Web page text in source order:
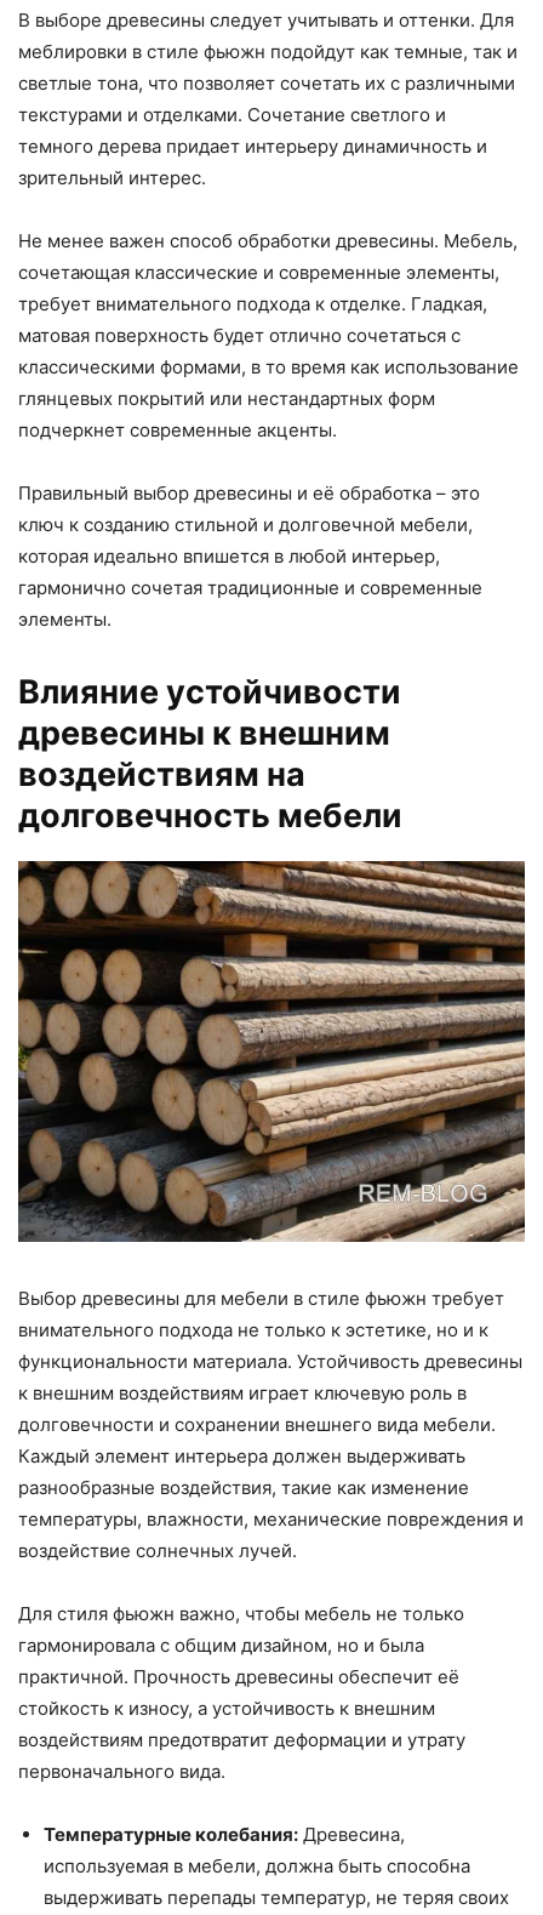
В выборе древесины следует учитывать и оттенки. Для
меблировки в стиле фьюжн подойдут как темные, так и
светлые тона, что позволяет сочетать их с различными
текстурами и отделками. Сочетание светлого и
темного дерева придает интерьеру динамичность и
зрительный интерес.
Не менее важен способ обработки древесины. Мебель,
сочетающая классические и современные элементы,
требует внимательного подхода к отделке. Гладкая,
матовая поверхность будет отлично сочетаться с
классическими формами, в то время как использование
глянцевых покрытий или нестандартных форм
подчеркнет современные акценты.
Правильный выбор древесины и её обработка – это
ключ к созданию стильной и долговечной мебели,
которая идеально впишется в любой интерьер,
гармонично сочетая традиционные и современные
элементы.
Влияние устойчивости
древесины к внешним
воздействиям на
долговечность мебели
Выбор древесины для мебели в стиле фьюжн требует
внимательного подхода не только к эстетике, но и к
функциональности материала. Устойчивость древесины
к внешним воздействиям играет ключевую роль в
долговечности и сохранении внешнего вида мебели.
Каждый элемент интерьера должен выдерживать
разнообразные воздействия, такие как изменение
температуры, влажности, механические повреждения и
воздействие солнечных лучей.
Для стиля фьюжн важно, чтобы мебель не только
гармонировала с общим дизайном, но и была
практичной. Прочность древесины обеспечит её
стойкость к износу, а устойчивость к внешним
воздействиям предотвратит деформации и утрату
первоначального вида.
Температурные колебания: Древесина,
используемая в мебели, должна быть способна
выдерживать перепады температур, не теряя своих